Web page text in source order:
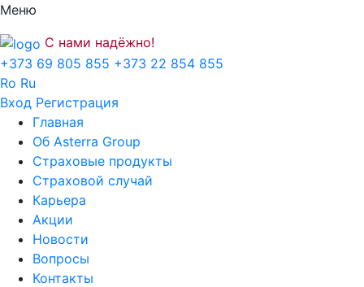
Меню
С нами надёжно!
+373 69 805 855 +373 22 854 855
Ro Ru
Вход Регистрация
Главная
Об Asterra Group
Страховые продукты
Страховой случай
Карьера
Акции
Новости
Вопросы
Контакты